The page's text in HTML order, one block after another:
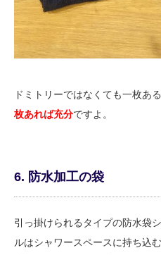
ドミトリーではなくても一枚あ
枚あれば充分ですよ。
6. 防水加工の袋
引っ掛けられるタイプの防水袋
ルはシャワースペースに持ち込